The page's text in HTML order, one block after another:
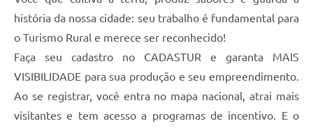
história da nossa cidade: seu trabalho é fundamental para
o Turismo Rural e merece ser reconhecido!
Faça seu cadastro no CADASTUR e garanta MAIS
VISIBILIDADE para sua produção e seu empreendimento.
Ao se registrar, você entra no mapa nacional, atrai mais
visitantes e tem acesso a programas de incentivo. E o